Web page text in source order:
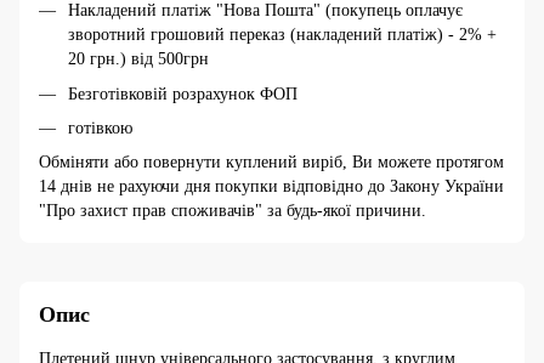
Накладений платіж "Нова Пошта" (покупець оплачує
зворотний грошовий переказ (накладений платіж) - 2% +
20 грн.) від 500грн
Безготівковій розрахунок ФОП
готівкою
Обміняти або повернути куплений виріб, Ви можете протягом
14 днів не рахуючи дня покупки відповідно до Закону України
"Про захист прав споживачів" за будь-якої причини.
Опис
Плетений шнур універсального застосування, з круглим